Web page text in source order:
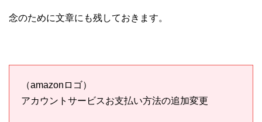
念のために文章にも残しておきます。
（amazonロゴ）
アカウントサービスお支払い方法の追加変更